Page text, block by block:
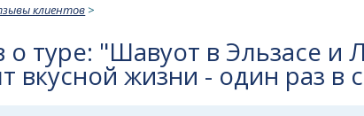
клиентов >
о туре: "Шавуот в Эльзасе и
вкусной жизни - один раз в